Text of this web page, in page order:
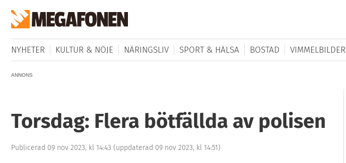
NYHETER KULTUR & NÖJE NÄRINGSLIV SPORT & HÄLSA BOSTAD VIMMELBILDER
ANNONS
Torsdag: Flera bötfällda av polisen
Publicerad 09 nov 2023, kl 14:43 (uppdaterad 09 nov 2023, kl 14:51)